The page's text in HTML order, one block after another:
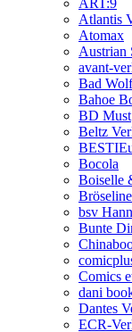
ART:9
Atlantis
Atomax
Austrian
avant-
Bad
Bahoe
BD Must
Beltz
Bocola
Boiselle
bsv
Bunte
Comics
dani
Dantes
ECR-